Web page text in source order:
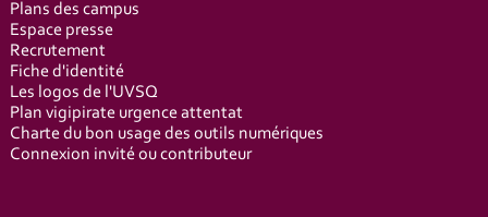
Plans des campus
Espace presse
Recrutement
Fiche d'identité
Les logos de l'UVSQ
Plan vigipirate urgence attentat
Charte du bon usage des outils numériques
Connexion invité ou contributeur